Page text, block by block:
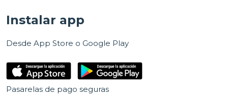
Instalar app
Desde App Store o Google Play
Pasarelas de pago seguras